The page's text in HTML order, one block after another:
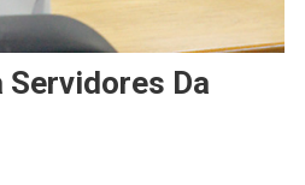
Servidores Da